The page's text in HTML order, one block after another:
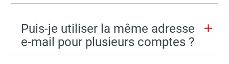
Puis-je utiliser la même adresse
e-mail pour plusieurs comptes ?